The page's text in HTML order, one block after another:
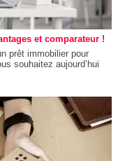
et comparateur !
prêt immobilier pour
souhaitez aujourd’hui